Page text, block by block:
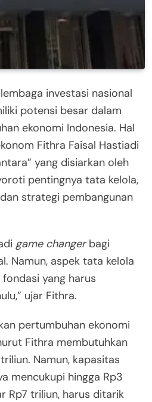
investasi nasional
potensi besar dalam
ekonomi Indonesia. Hal
Fithra Faisal Hastiadi
yang disiarkan oleh
pentingnya tata kelola,
strategi pembangunan
game changerbagi
Namun, aspek tata kelola
yang harus
ujar Fithra.
pertumbuhan ekonomi
Fithra membutuhkan
Namun, kapasitas
mencukupi hingga Rp3
Rp7 triliun, harus ditarik